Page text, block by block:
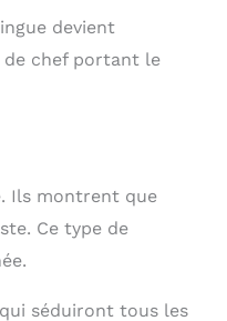
devient
de chef portant le
Ils montrent que
Ce type de
séduiront tous les